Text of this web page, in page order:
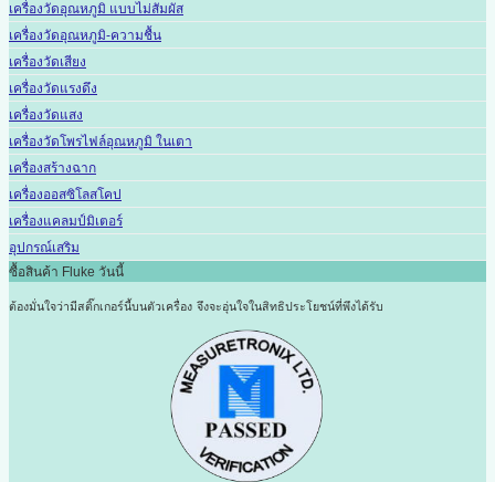
เครื่องวัดอุณหภูมิ แบบไม่สัมผัส
เครื่องวัดอุณหภูมิ-ความชื้น
เครื่องวัดเสียง
เครื่องวัดแรงดึง
เครื่องวัดแสง
เครื่องวัดโพรไฟล์อุณหภูมิ ในเตา
เครื่องสร้างฉาก
เครื่องออสซิโลสโคป
เครื่องแคลมป์มิเตอร์
อุปกรณ์เสริม
ซื้อสินค้า Fluke วันนี้
ต้องมั่นใจว่ามีสติ๊กเกอร์นี้บนตัวเครื่อง จึงจะอุ่นใจในสิทธิประโยชน์ที่พึงได้รับ